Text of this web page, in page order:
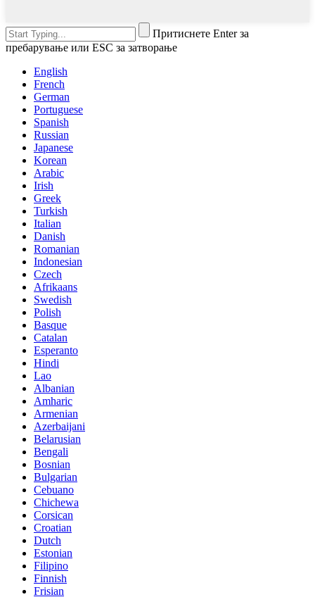
Притиснете Enter за
пребарување или ESC за затворање
English
French
German
Portuguese
Spanish
Russian
Japanese
Korean
Arabic
Irish
Greek
Turkish
Italian
Danish
Romanian
Indonesian
Czech
Afrikaans
Swedish
Polish
Basque
Catalan
Esperanto
Hindi
Lao
Albanian
Amharic
Armenian
Azerbaijani
Belarusian
Bengali
Bosnian
Bulgarian
Cebuano
Chichewa
Corsican
Croatian
Dutch
Estonian
Filipino
Finnish
Frisian